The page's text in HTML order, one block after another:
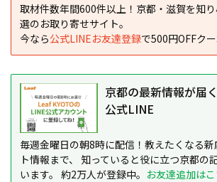
取材件数年間600件以上！京都・滋賀を知
選のお取り寄せサイト。
今なら公式LINEお友達登録で500円OFFク
京都の最新情報が届
公式LINE
毎週金曜日の朝8時に配信！教えたくなる
ト情報まで、 知っていると役に立つ京都の
います。 約2万人が登録中。 お友達追加はこ